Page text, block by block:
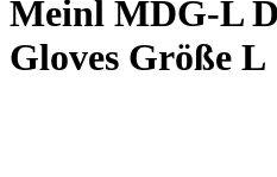
Meinl MDG-L
Gloves Größe L